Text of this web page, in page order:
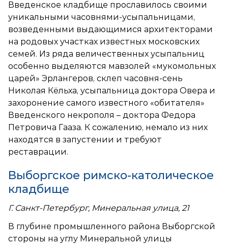
Введенское кладбище прославилось своими
уникальными часовнями-усыпальницами,
возведенными выдающимися архитекторами
на родовых участках известных московских
семей. Из ряда величественных усыпальниц
особенно выделяются мавзолей «мукомольных
царей» Эрлангеров, склеп часовня-сень
Николая Кёльха, усыпальница доктора Овера и
захоронение самого известного «обитателя»
Введенского некрополя – доктора Федора
Петровича Гааза. К сожалению, немало из них
находятся в запустении и требуют
реставрации.
Выборгское римско-католическое
кладбище
Г. Санкт-Петербург, Минеральная улица, 21
В глубине промышленного района Выборгской
стороны на углу Минеральной улицы